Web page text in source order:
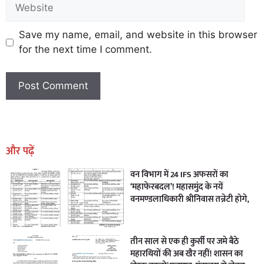
Save my name, email, and website in this browser
for the next time I comment.
और पढ़ें
वन विभाग में 24 IFS अफसरों का
‘महाफेरबदल’! महासमुंद के नयें
वनमण्डलाधिकारी श्रीनिवास तन्नेटी होगे,
तीन साल से एक ही कुर्सी पर जमे बैठे
महारथियों की अब खैर नहीं! शासन का